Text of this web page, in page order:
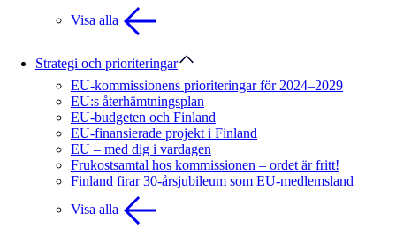
Visa alla
Strategi och prioriteringar
EU-kommissionens prioriteringar för 2024–2029
EU:s återhämtningsplan
EU-budgeten och Finland
EU-finansierade projekt i Finland
EU – med dig i vardagen
Frukostsamtal hos kommissionen – ordet är fritt!
Finland firar 30-årsjubileum som EU-medlemsland
Visa alla